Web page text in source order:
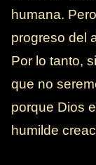
humana.
progreso del
Por lo tanto,
que no
porque Dios
humilde